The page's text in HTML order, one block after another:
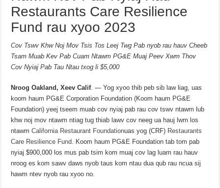
Restaurants Care Resilience
Fund rau xyoo 2023
Cov Tswv Khw Noj Mov Tsis Tos Leej Twg Pab nyob rau hauv Cheeb
Tsam Muab Kev Pab Cuam Ntawm PG&E Muaj Peev Xwm Thov
Cov Nyiaj Pab Tau Ntau txog li $5,000
Nroog Oakland, Xeev Calif. — Yog xyoo thib peb sib law liag, uas
koom haum PG&E Corporation Foundation (Koom haum PG&E
Foundation) yeej tseem muab cov nyiaj pab rau cov tswv ntawm lub
khw noj mov ntawm ntiag tug thiab lawv cov neeg ua hauj lwm los
ntawmCalifornia Restaurant Foundationuas yog (CRF) Restaurants
Care Resilience Fund. Koom haum PG&E Foundation tab tom pab
nyiaj $900,000 los mus pab tsim kom muaj cov lag luam rau hauv
nroog es kom sawv daws nyob taus kom ntau dua qub rau ncua sij
hawm ntev nyob rau xyoo no.